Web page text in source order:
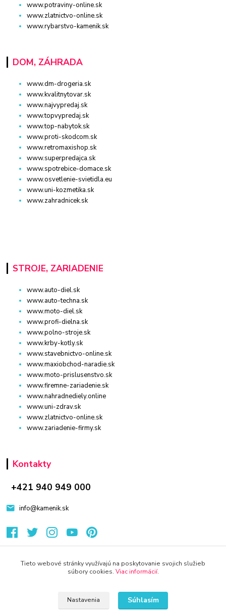
www.potraviny-online.sk
www.zlatnictvo-online.sk
www.rybarstvo-kamenik.sk
DOM, ZÁHRADA
www.dm-drogeria.sk
www.kvalitnytovar.sk
www.najvypredaj.sk
www.topvypredaj.sk
www.top-nabytok.sk
www.proti-skodcom.sk
www.retromaxishop.sk
www.superpredajca.sk
www.spotrebice-domace.sk
www.osvetlenie-svietidla.eu
www.uni-kozmetika.sk
www.zahradnicek.sk
STROJE, ZARIADENIE
www.auto-diel.sk
www.auto-techna.sk
www.moto-diel.sk
www.profi-dielna.sk
www.polno-stroje.sk
www.krby-kotly.sk
www.stavebnictvo-online.sk
www.maxiobchod-naradie.sk
www.moto-prislusenstvo.sk
www.firemne-zariadenie.sk
www.nahradnediely.online
www.uni-zdrav.sk
www.zlatnictvo-online.sk
www.zariadenie-firmy.sk
Kontakty
+421 940 949 000
info@kamenik.sk
Eshop-rychlo.sk
Tieto webové stránky využívajú na poskytovanie svojich služieb
súbory cookies. Viac informácií.
Nastavenia Súhlasím